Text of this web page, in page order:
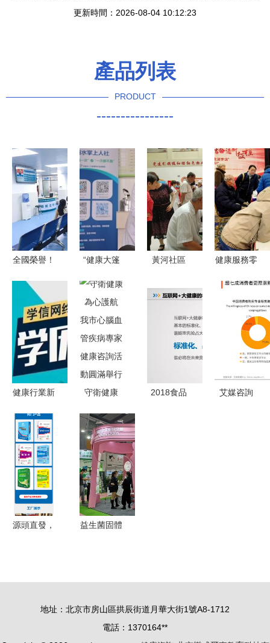
更新時間：2026-08-04 10:12:23
產品列表
PRODUCT
----------------
全國榮譽！
康獲評“優
質服務示范
社區衛生服
務中心”，
居民健康咨
詢觸手可及
“健康大篷
泉查田 送
醫下鄉暖民
心，健康服
務零距離
黃河社區
社區 便民
服務暖人心
健康服務零
健康行業新
熱門職業賦
能未來生活
守衛健康
我市心腦血
管疾病專家
健康咨詢活
動圓滿舉行
2018食品
艾媒咨詢
源頭直發，
與健康護航
益生菌固體
合作方案
地址：北京市房山區拱辰街道月華大街1號A8-1712
電話：1370164**